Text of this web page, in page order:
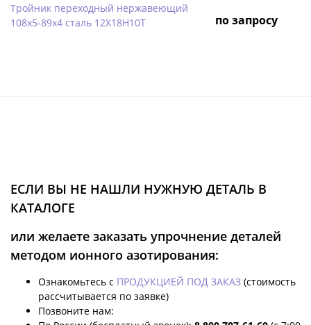
Тройник переходный нержавеющий
108х5-89х4 сталь 12Х18Н10Т
по запросу
ЕСЛИ ВЫ НЕ НАШЛИ НУЖНУЮ ДЕТАЛЬ В
КАТАЛОГЕ
или желаете заказать упрочнение деталей
методом ионного азотирования:
Ознакомьтесь с ПРОДУКЦИЕЙ ПОД ЗАКАЗ (стоимость
рассчитывается по заявке)
Позвоните нам: